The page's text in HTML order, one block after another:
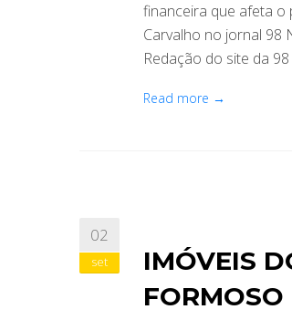
financeira que afeta o
Carvalho no jornal 98
Redação do site da
Read more →
02
set
IMÓVEIS
FORMOSO